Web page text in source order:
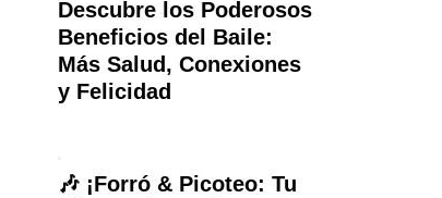
Descubre los Poderosos
Beneficios del Baile:
Más Salud, Conexiones
y Felicidad
🎶 ¡Forró & Picoteo: Tu